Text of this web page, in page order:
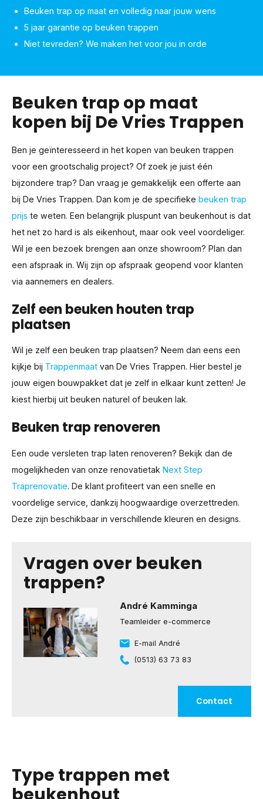
Beuken trap op maat en volledig naar jouw wens
5 jaar garantie op beuken trappen
Niet tevreden? We maken het voor jou in orde
Beuken trap op maat
kopen bij De Vries Trappen
Ben je geïnteresseerd in het kopen van beuken trappen
voor een grootschalig project? Of zoek je juist één
bijzondere trap? Dan vraag je gemakkelijk een offerte aan
bij De Vries Trappen. Dan kom je de specifieke beuken trap
prijs te weten. Een belangrijk pluspunt van beukenhout is dat
het net zo hard is als eikenhout, maar ook veel voordeliger.
Wil je een bezoek brengen aan onze showroom? Plan dan
een afspraak in. Wij zijn op afspraak geopend voor klanten
via aannemers en dealers.
Zelf een beuken houten trap
plaatsen
Wil je zelf een beuken trap plaatsen? Neem dan eens een
kijkje bij Trappenmaat van De Vries Trappen. Hier bestel je
jouw eigen bouwpakket dat je zelf in elkaar kunt zetten! Je
kiest hierbij uit beuken naturel of beuken lak.
Beuken trap renoveren
Een oude versleten trap laten renoveren? Bekijk dan de
mogelijkheden van onze renovatietak Next Step
Traprenovatie. De klant profiteert van een snelle en
voordelige service, dankzij hoogwaardige overzettreden.
Deze zijn beschikbaar in verschillende kleuren en designs.
Vragen over beuken
trappen?
André Kamminga
Teamleider e-commerce
E-mail André
(0513) 63 73 83
Contact
Type trappen met
beukenhout